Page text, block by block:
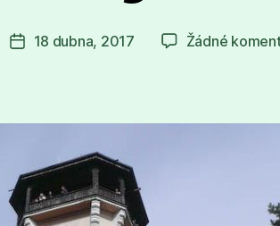
Datum
18 dubna, 2017 Žádné